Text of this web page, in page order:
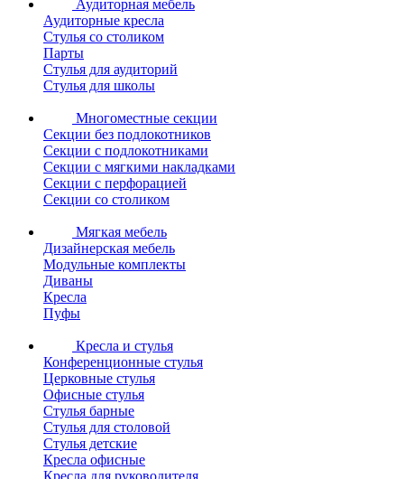
Аудиторная мебель
Аудиторные кресла
Стулья со столиком
Парты
Стулья для аудиторий
Стулья для школы
Многоместные секции
Секции без подлокотников
Секции с подлокотниками
Секции с мягкими накладками
Секции с перфорацией
Секции со столиком
Мягкая мебель
Дизайнерская мебель
Модульные комплекты
Диваны
Кресла
Пуфы
Кресла и стулья
Конференционные стулья
Церковные стулья
Офисные стулья
Стулья барные
Стулья для столовой
Стулья детские
Кресла офисные
Кресла для руководителя